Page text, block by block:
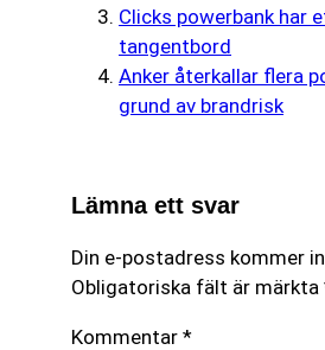
Clicks powerbank har
tangentbord
Anker återkallar flera
grund av brandrisk
Lämna ett svar
Din e-postadress kommer
Obligatoriska fält är märkta
Kommentar *